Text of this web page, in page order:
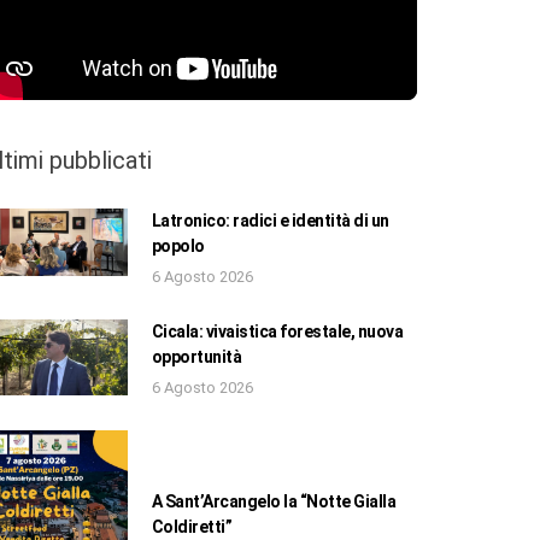
pubblicati
Latronico: radici e identità di un
popolo
6 Agosto 2026
Cicala: vivaistica forestale, nuova
opportunità
6 Agosto 2026
A Sant’Arcangelo la “Notte Gialla
Coldiretti”